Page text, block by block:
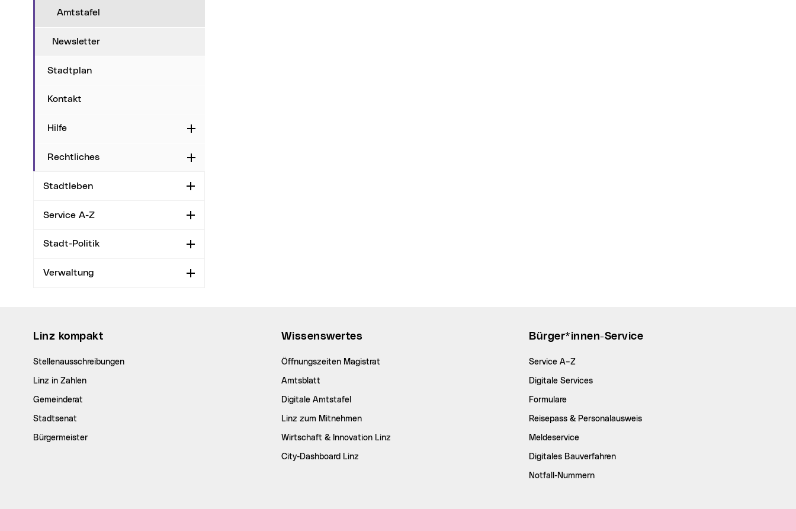
Amtstafel
Newsletter
Stadtplan
Kontakt
Hilfe Aufklappen
Rechtliches Aufklappen
Stadtleben Aufklappen
Service A-Z Aufklappen
Stadt-Politik Aufklappen
Verwaltung Aufklappen
Linz kompakt
Stellenausschreibungen
Linz in Zahlen
Gemeinderat
Stadtsenat
Bürgermeister
Wissenswertes
Öffnungszeiten Magistrat
Amtsblatt
Digitale Amtstafel
Linz zum Mitnehmen
Wirtschaft & Innovation Linz
City-Dashboard Linz
Bürger*innen-Service
Service A–Z
Digitale Services
Formulare
Reisepass & Personalausweis
Meldeservice
Digitales Bauverfahren
Notfall-Nummern